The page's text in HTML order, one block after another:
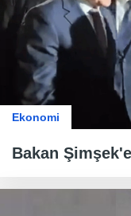
Ekonomi
Bakan